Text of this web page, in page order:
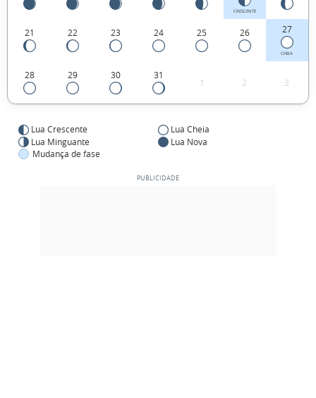
CRESCENTE
21 22 23 24 25 26 27
CHEIA
28 29 30 31
1 2 3
Lua Crescente
Lua Cheia
Lua Minguante
Lua Nova
Mudança de fase